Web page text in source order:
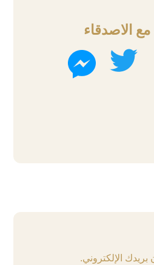
الاصدقاء
واتساب تويتر
الإلكتروني.